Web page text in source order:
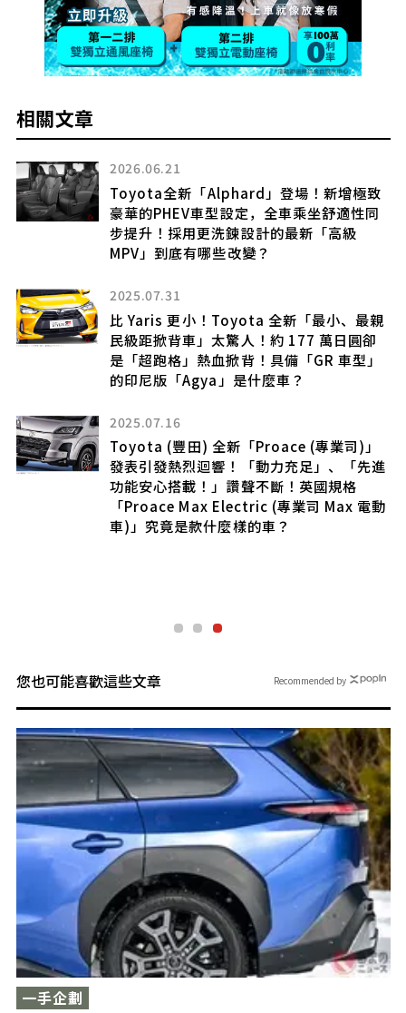
相關文章
2026.06.21
Toyota全新「Alphard」登場！新增極致
豪華的PHEV車型設定，全車乘坐舒適性同
步提升！採用更洗鍊設計的最新「高級
MPV」到底有哪些改變？
2025.07.31
比 Yaris 更小！Toyota 全新「最小、最親
民級距掀背車」太驚人！約 177 萬日圓卻
是「超跑格」熱血掀背！具備「GR 車型」
的印尼版「Agya」是什麼車？
2025.07.16
Toyota (豐田) 全新「Proace (專業司)」
發表引發熱烈迴響！「動力充足」、「先進
功能安心搭載！」讚聲不斷！英國規格
「Proace Max Electric (專業司 Max 電動
車)」究竟是款什麼樣的車？
您也可能喜歡這些文章
一手企劃
Recommended by